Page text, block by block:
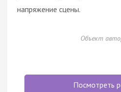
напряжение сцены.
Объект
Посмотреть